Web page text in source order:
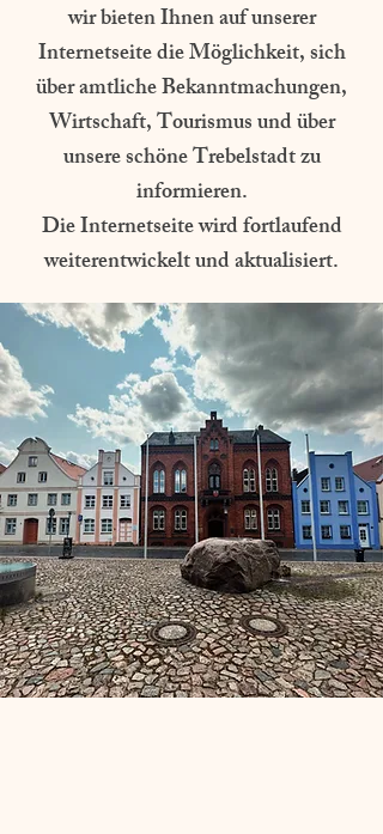
wir bieten Ihnen auf unserer
Internetseite die Möglichkeit, sich
über amtliche Bekanntmachungen,
Wirtschaft, Tourismus und über
unsere schöne Trebelstadt zu
informieren.
Die Internetseite wird fortlaufend
weiterentwickelt und aktualisiert.